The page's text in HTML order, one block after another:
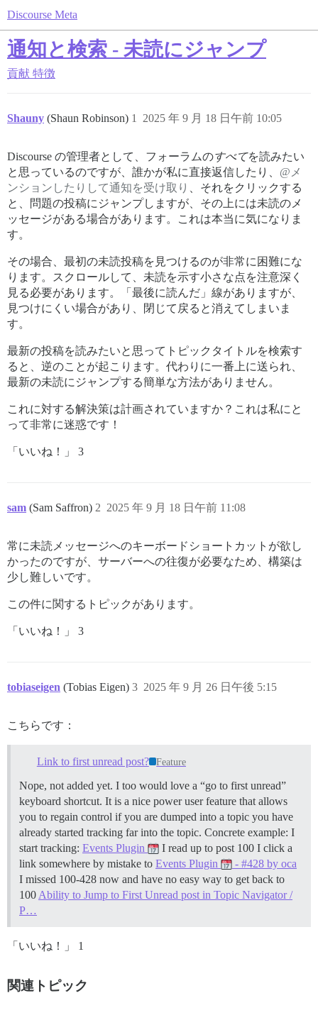
Discourse Meta
通知と検索 - 未読にジャンプ
貢献 特徴
Shauny (Shaun Robinson) 2025 年 9 月 18 日午前 10:05
1
Discourse の管理者として、フォーラムのすべてを読みたい
と思っているのですが、誰かが私に直接返信したり、 @メ
ンションしたりして通知を受け取り
、それをクリックする
と、問題の投稿にジャンプしますが、その上には未読のメ
ッセージがある場合があります。これは本当に気になりま
す。
その場合、最初の未読投稿を見つけるのが非常に困難にな
ります。スクロールして、未読を示す小さな点を注意深く
見る必要があります。「最後に読んだ」線がありますが、
見つけにくい場合があり、閉じて戻ると消えてしまいま
す。
最新の投稿を読みたいと思ってトピックタイトルを検索す
ると、逆のことが起こります。代わりに一番上に送られ、
最新の未読にジャンプする簡単な方法がありません。
これに対する解決策は計画されていますか？これは私にと
って非常に迷惑です！
「いいね！」 3
sam (Sam Saffron) 2025 年 9 月 18 日午前 11:08
2
常に未読メッセージへのキーボードショートカットが欲し
かったのですが、サーバーへの往復が必要なため、構築は
少し難しいです。
この件に関するトピックがあります。
「いいね！」 3
tobiaseigen (Tobias Eigen) 2025 年 9 月 26 日午後 5:15
3
こちらです：
Link to first unread post? Feature
Nope, not added yet. I too would love a “go to first unread”
keyboard shortcut. It is a nice power user feature that allows
you to regain control if you are dumped into a topic you have
already started tracking far into the topic. Concrete example: I
start tracking: Events Plugin
I read up to post 100 I click a
link somewhere by mistake to Events Plugin
- #428 by oca
I missed 100-428 now and have no easy way to get back to
100 Ability to Jump to First Unread post in Topic Navigator /
P…
「いいね！」 1
関連トピック